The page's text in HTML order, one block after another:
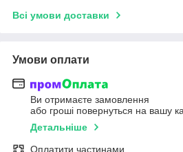
Всі умови доставки
Умови оплати
Ви отримаєте замовлення
або гроші повернуться на вашу
Детальніше
Оплатити частинами